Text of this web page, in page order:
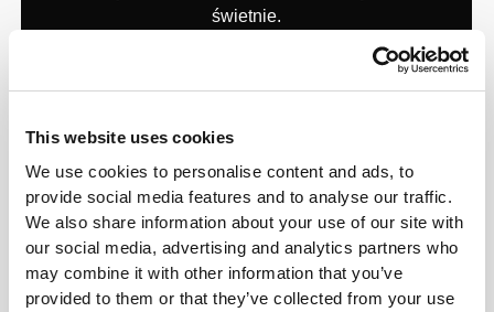
This website uses cookies
We use cookies to personalise content and ads, to
provide social media features and to analyse our traffic.
We also share information about your use of our site with
our social media, advertising and analytics partners who
may combine it with other information that you’ve
provided to them or that they’ve collected from your use
świetnie.
ZAPROJEKTOWANY Z
WYKORZYSTANIEM
TECHNOLOGIIREVOKNIT